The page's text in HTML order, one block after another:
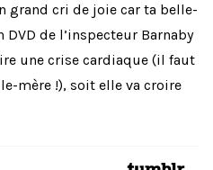
grand cri de joie car ta belle-
DVD de l’inspecteur Barnaby
une crise cardiaque (il faut
mère !), soit elle va croire